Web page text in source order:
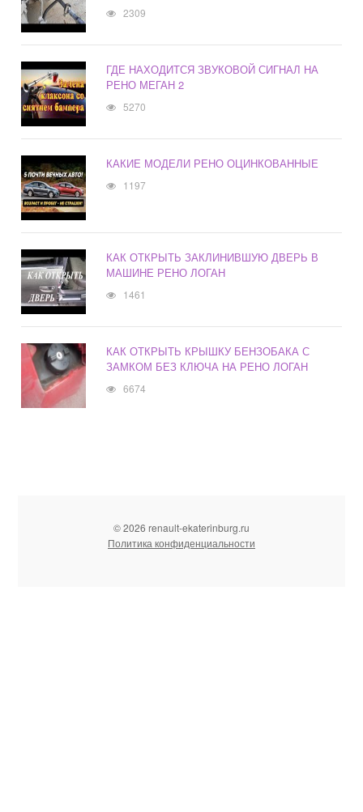
2309
ГДЕ НАХОДИТСЯ ЗВУКОВОЙ СИГНАЛ НА
РЕНО МЕГАН 2
5270
КАКИЕ МОДЕЛИ РЕНО ОЦИНКОВАННЫЕ
1197
КАК ОТКРЫТЬ ЗАКЛИНИВШУЮ ДВЕРЬ В
МАШИНЕ РЕНО ЛОГАН
1461
КАК ОТКРЫТЬ КРЫШКУ БЕНЗОБАКА С
ЗАМКОМ БЕЗ КЛЮЧА НА РЕНО ЛОГАН
6674
© 2026 renault-ekaterinburg.ru
Политика конфиденциальности